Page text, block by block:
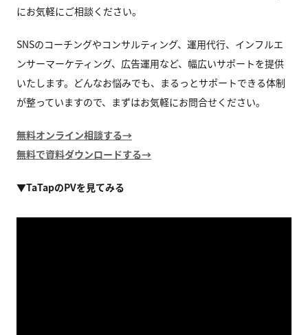
にお気軽にご相談ください。
SNSのコーチングやコンサルティング、運用代行、インフルエ
ンサーマーケティング、広告運用など、幅広いサポートを提供
いたします。どんなお悩みでも、まるっとサポートできる体制
が整っていますので、まずはお気軽にお問合せください。
無料オンライン相談する→
無料で資料ダウンロードする→
▼TaTapのPVを見てみる